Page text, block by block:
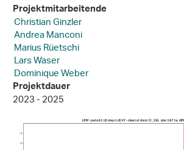
Projektmitarbeitende
Christian Ginzler
Andrea Manconi
Marius Rüetschi
Lars Waser
Dominique Weber
Projektdauer
2023 - 2025